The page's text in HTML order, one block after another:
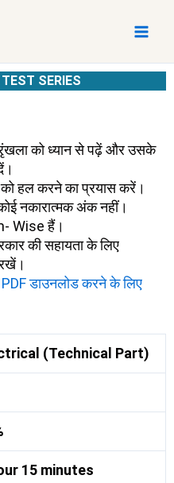
SERIES
को ध्यान से पढ़ें और उसके
को हल करने का प्रयास करें।
नकारात्मक अंक नहीं।
Wise हैं।
की सहायता के लिए
PDF डाउनलोड करने के लिए
(Technical Part)
15 minutes